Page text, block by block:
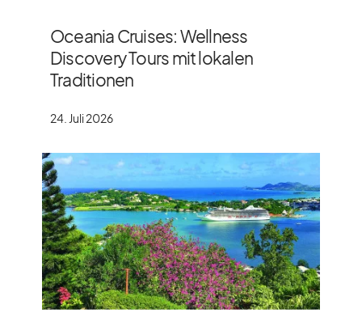
Oceania Cruises: Wellness
Discovery Tours mit lokalen
Traditionen
24. Juli 2026